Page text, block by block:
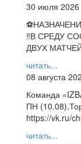
30 июля 2026
‼В СРЕДУ
ДВУХ
читать...
08 августа
Команда
ПН
https://vk.ru/
читать...